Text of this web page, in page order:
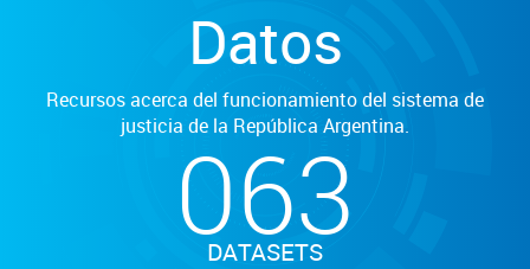
Datos
Recursos acerca del funcionamiento del sistema de
justicia de la República Argentina.
063
DATASETS